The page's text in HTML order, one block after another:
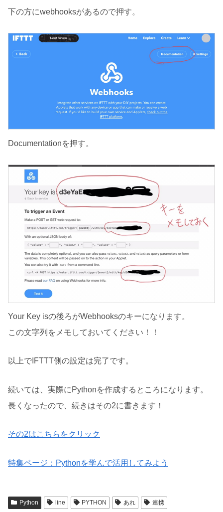
下の方にwebhooksがあるので押す。
Documentationを押す。
Your Key isの後ろがWebhooksのキーになります。
この文字列をメモしておいてください！！
以上でIFTTT側の設定は完了です。
続いては、実際にPythonを作成するところになります。
長くなったので、続きはその2に書きます！
その2はこちらをクリック
特集ページ：Pythonを学んで活用してみよう
Python line PYTHON あれ 連携